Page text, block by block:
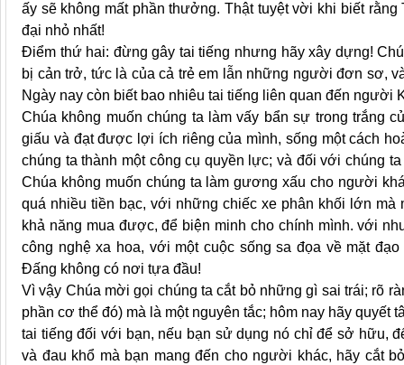
ấy sẽ không mất phần thưởng. Thật tuyệt vời khi biết
đại nhỏ nhất!
Điểm thứ hai: đừng gây tai tiếng nhưng hãy xây dựng!
bị cản trở, tức là của cả trẻ em lẫn những người đơn sơ,
Ngày nay còn biết bao nhiêu tai tiếng liên quan đến người
Chúa không muốn chúng ta làm vấy bẩn sự trong trắng
giấu và đạt được lợi ích riêng của mình, sống một cách
chúng ta thành một công cụ quyền lực; và đối với chúng
Chúa không muốn chúng ta làm gương xấu cho người
quá nhiều tiền bạc, với những chiếc xe phân khối lớn
khả năng mua được, để biện minh cho chính mình. với
công nghệ xa hoa, với một cuộc sống sa đọa về mặt
Đấng không có nơi tựa đầu!
Vì vậy Chúa mời gọi chúng ta cắt bỏ những gì sai trái; rõ
phần cơ thể đó) mà là một nguyên tắc; hôm nay hãy quyết
tai tiếng đối với bạn, nếu bạn sử dụng nó chỉ để sở hữu,
và đau khổ mà bạn mang đến cho người khác, hãy cắt